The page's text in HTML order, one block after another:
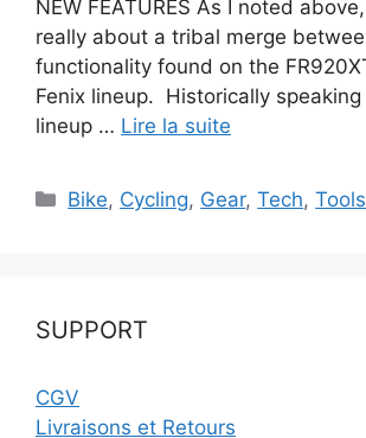
NEW FEATURES As I noted
really about a tribal merge
functionality found on the
Fenix lineup. Historically speaking
lineup … Lire la suite
Catégories
Bike, Cycling, Gear,Tech,Tools
SUPPORT
CGV
Livraisons et Retours